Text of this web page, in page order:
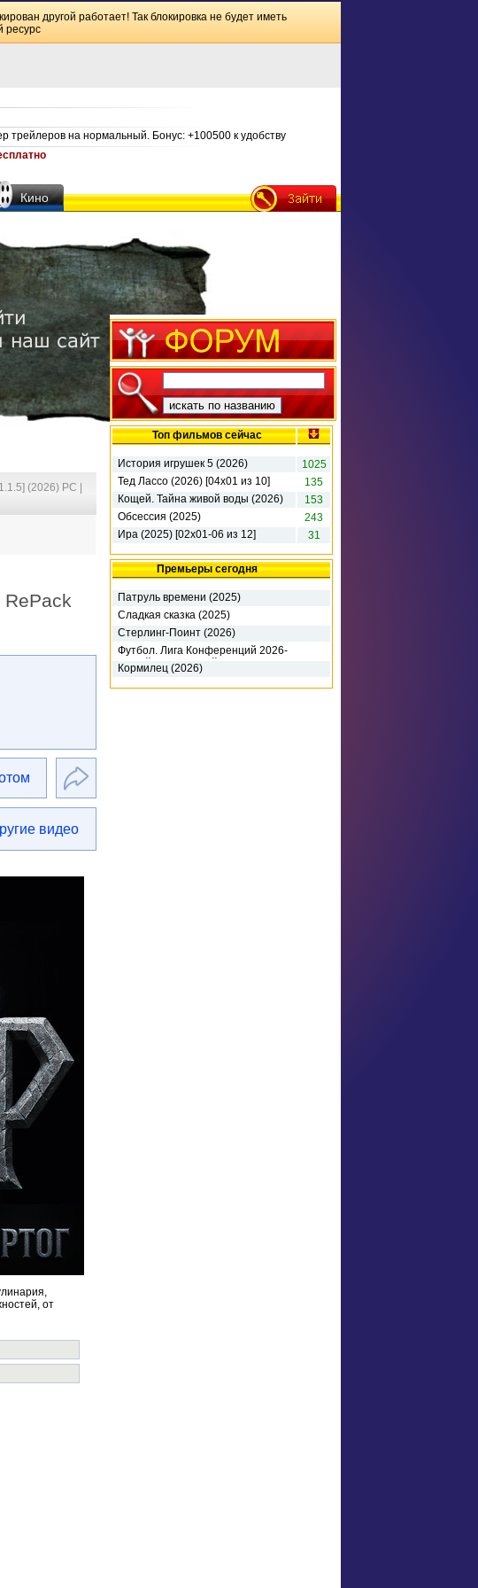
другой работает! Так блокировка не будет иметь
ресурс
трейлеров на нормальный. Бонус: +100500 к удобству
Кино
(2026) PC |
видео
от
Топ фильмов сейчас
История игрушек 5 (2026)
1025
Тед Лассо (2026) [04х01 из 10]
135
Кощей. Тайна живой воды (2026)
153
Обсессия (2025)
243
Ира (2025) [02x01-06 из 12]
31
Премьеры сегодня
Патруль времени (2025)
Сладкая сказка (2025)
Стерлинг-Поинт (2026)
Футбол. Лига Конференций 2026-
27. 3-й кв раунд. 1-й матч. Динамо
К (2026)
Кормилец (2026)